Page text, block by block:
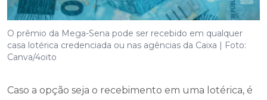
O prêmio da Mega-Sena pode ser recebido em qualquer
casa lotérica credenciada ou nas agências da Caixa | Foto:
Canva/4oito
Caso a opção seja o recebimento em uma lotérica, é